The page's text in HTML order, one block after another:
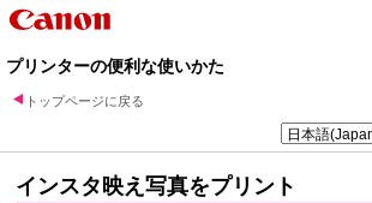
プリンターの便利な使いかた
トップページに戻る
インスタ映え写真をプリント